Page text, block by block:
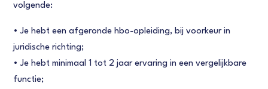
volgende:
• Je hebt een afgeronde hbo-opleiding, bij voorkeur in
juridische richting;
• Je hebt minimaal 1 tot 2 jaar ervaring in een vergelijkbare
functie;